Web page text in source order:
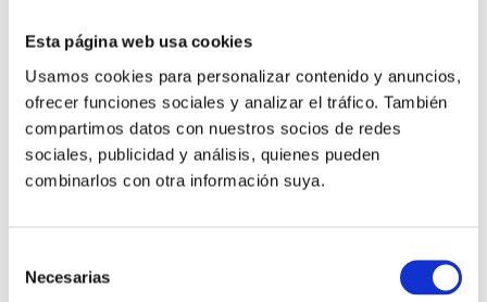
Esta página web usa cookies
Usamos cookies para personalizar contenido y anuncios,
ofrecer funciones sociales y analizar el tráfico. También
compartimos datos con nuestros socios de redes
sociales, publicidad y análisis, quienes pueden
combinarlos con otra información suya.
Necesarias